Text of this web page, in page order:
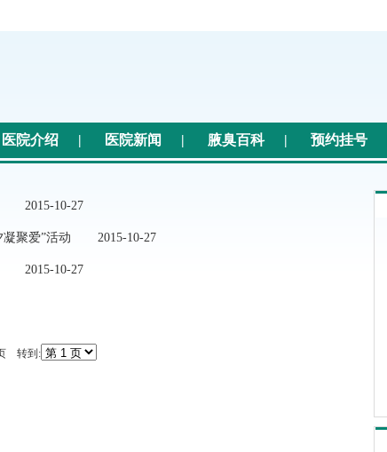
医院介绍 | 医院新闻 | 腋臭百科 | 预约挂号
2015-10-27
聚爱”活动 2015-10-27
2015-10-27
转到: